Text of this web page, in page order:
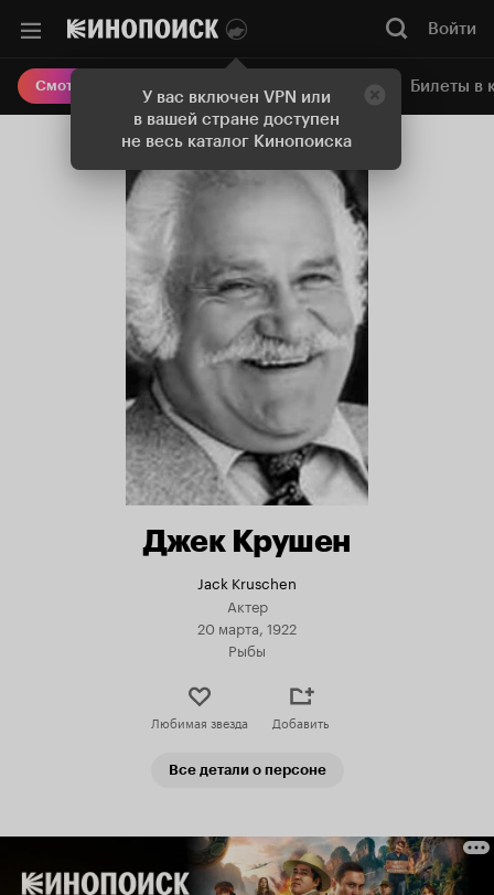
У вас включен VPN или
в вашей стране доступен
не весь каталог Кинопоиска
Войти
Смотреть кино Онлайн-кинотеатр Билеты в
Джек Крушен
Jack Kruschen
Актер
20 марта, 1922
Рыбы
Любимая звезда Добавить
Все детали о персоне